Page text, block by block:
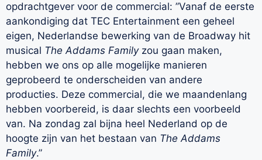
opdrachtgever voor de commercial: ”Vanaf de eerste
aankondiging dat TEC Entertainment een geheel
eigen, Nederlandse bewerking van de Broadway hit
musical The Addams Familyzou gaan maken,
hebben we ons op alle mogelijke manieren
geprobeerd te onderscheiden van andere
producties. Deze commercial, die we maandenlang
hebben voorbereid, is daar slechts een voorbeeld
van. Na zondag zal bijna heel Nederland op de
hoogte zijn van het bestaan van The Addams
Family.”